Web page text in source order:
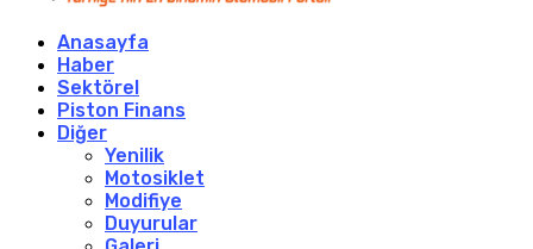
Anasayfa
Haber
Sektörel
Piston Finans
Diğer
Yenilik
Motosiklet
Modifiye
Duyurular